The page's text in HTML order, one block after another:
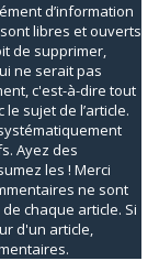
d’information
libres et ouverts
de supprimer,
ne serait pas
c'est-à-dire tout
sujet de l’article.
Ayez des
les ! Merci
ne sont
chaque article. Si
d'un article,